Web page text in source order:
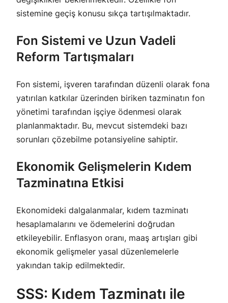
sistemine geçiş konusu sıkça tartışılmaktadır.
Fon Sistemi ve Uzun Vadeli
Reform Tartışmaları
Fon sistemi, işveren tarafından düzenli olarak fona
yatırılan katkılar üzerinden biriken tazminatın fon
yönetimi tarafından işçiye ödenmesi olarak
planlanmaktadır. Bu, mevcut sistemdeki bazı
sorunları çözebilme potansiyeline sahiptir.
Ekonomik Gelişmelerin Kıdem
Tazminatına Etkisi
Ekonomideki dalgalanmalar, kıdem tazminatı
hesaplamalarını ve ödemelerini doğrudan
etkileyebilir. Enflasyon oranı, maaş artışları gibi
ekonomik gelişmeler yasal düzenlemelerle
yakından takip edilmektedir.
SSS: Kıdem Tazminatı ile